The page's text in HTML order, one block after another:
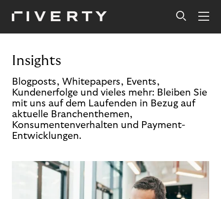
Insights
Blogposts, Whitepapers, Events,
Kundenerfolge und vieles mehr: Bleiben Sie
mit uns auf dem Laufenden in Bezug auf
aktuelle Branchenthemen,
Konsumentenverhalten und Payment-
Entwicklungen.